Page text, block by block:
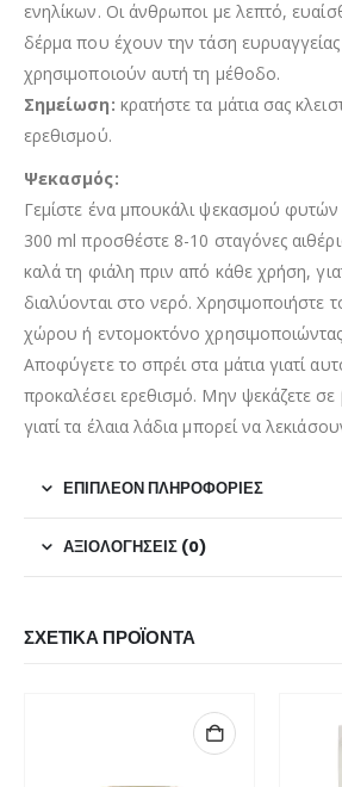
ενηλίκων. Οι άνθρωποι με λεπτό,
δέρμα που έχουν την τάση
χρησιμοποιούν αυτή τη μέθοδο.
Σημείωση: κρατήστε τα μάτια σας
ερεθισμού.
Ψεκασμός:
Γεμίστε ένα μπουκάλι ψεκασμού φυτών
300 ml προσθέστε 8-10 σταγόνες
καλά τη φιάλη πριν από κάθε χρήση,
διαλύονται στο νερό. Χρησιμοποιήστε
χώρου ή εντομοκτόνο
Αποφύγετε το σπρέι στα μάτια γιατί
προκαλέσει ερεθισμό. Μην ψεκάζετε σε
γιατί τα έλαια λάδια μπορεί να
ΕΠΙΠΛΈΟΝ ΠΛΗΡΟΦΟΡΊΕΣ
ΑΞΙΟΛΟΓΉΣΕΙΣ (0)
ΣΧΕΤΙΚΆ ΠΡΟΪΌΝΤΑ